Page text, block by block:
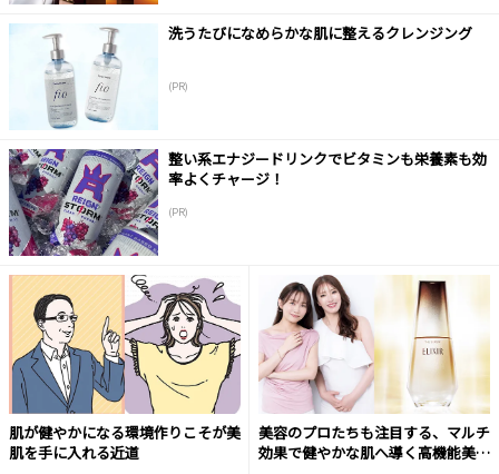
洗うたびになめらかな肌に整えるクレンジング
(PR)
整い系エナジードリンクでビタミンも栄養素も効
率よくチャージ！
(PR)
肌が健やかになる環境作りこそが美
肌を手に入れる近道
美容のプロたちも注目する、マルチ
効果で健やかな肌へ導く高機能美容